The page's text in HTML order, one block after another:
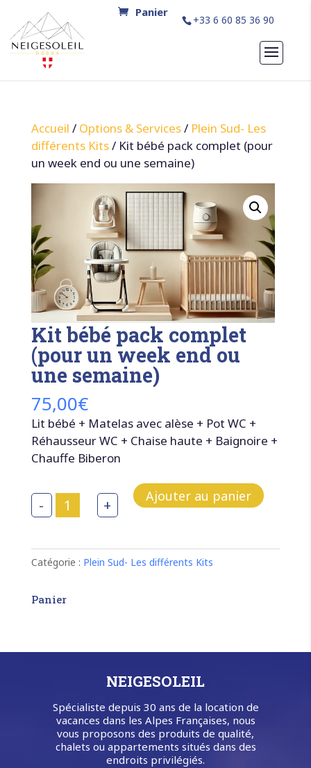
+33 6 60 85 36 90
Accueil / Options & Services/ Plein Sud- Les
différents Kits/ Kit bébé pack complet (pour
un week end ou une semaine)
Kit bébé pack complet
(pour un week end ou
une semaine)
75,00€
Lit bébé + Matelas avec alèse + Pot WC +
Réhausseur WC + Chaise haute + Baignoire +
Chauffe Biberon
- quantité
Kit
pack
complet
(pour
week
end
+ Ajouter au panier
Catégorie : Plein Sud- Les différents Kits
Panier
NEIGESOLEIL
Spécialiste depuis 30 ans de la location de
vacances dans les Alpes Françaises, nous
vous proposons des produits de qualité,
chalets ou appartements situés dans des
endroits privilégiés.